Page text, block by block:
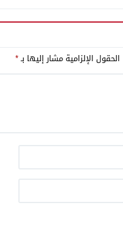
الحقول الإلزامية مشار إليها بـ*